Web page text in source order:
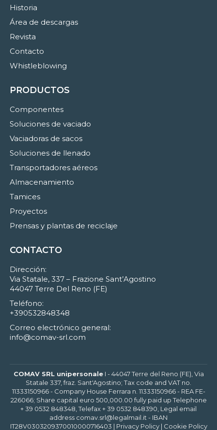
Historia
Área de descargas
Revista
Contacto
Whistleblowing
PRODUCTOS
Componentes
Soluciones de vaciado
Vaciadoras de sacos
Soluciones de llenado
Transportadores aéreos
Almacenamiento
Tamices
Proyectos
Prensas y plantas de reciclaje
CONTACTO
Dirección:
Via Statale, 337 – Frazione Sant’Agostino
44047 Terre Del Reno (FE)
Teléfono:
+390532848348
Correo electrónico general:
info@comav-srl.com
COMAV SRL unipersonaleI - 44047 Terre del Reno (FE), Via
Statale 337, fraz. Sant'Agostino; Tax code and VAT no.
11333150966 - Company House Ferrara n. 11333150966 - REA FE-
226066; Share capital euro 500,000.00 fully paid up Telephone
+ 39 0532 848348, Telefax + 39 0532 848390, Legal email
address comav.srl@legalmail.it - IBAN
IT28V0303209370010000716403 | Privacy Policy| Cookie Policy